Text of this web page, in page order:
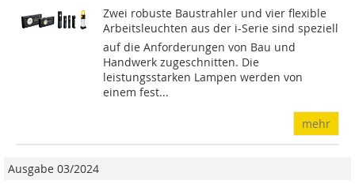
Zwei robuste Baustrahler und vier flexible
Arbeitsleuchten aus der i-Serie sind speziell
auf die Anforderungen von Bau und
Handwerk zugeschnitten. Die
leistungsstarken Lampen werden von
einem fest...
mehr
Ausgabe 03/2024